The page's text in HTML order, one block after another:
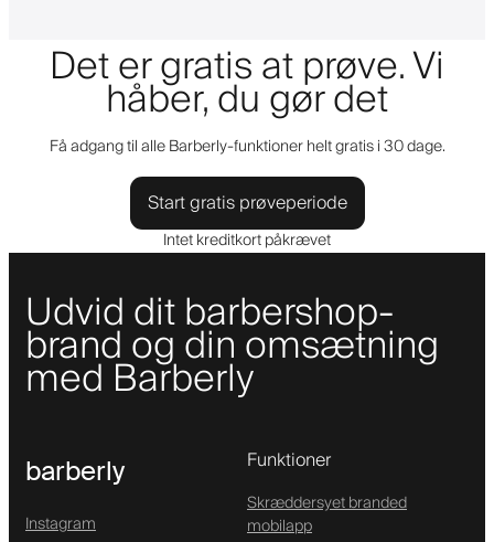
Det er gratis at prøve. Vi
håber, du gør det
Få adgang til alle Barberly-funktioner helt gratis i 30 dage.
Start gratis prøveperiode
Intet kreditkort påkrævet
Udvid dit barbershop-
brand og din omsætning
med Barberly
barberly
Instagram
Funktioner
Skræddersyet branded
mobilapp